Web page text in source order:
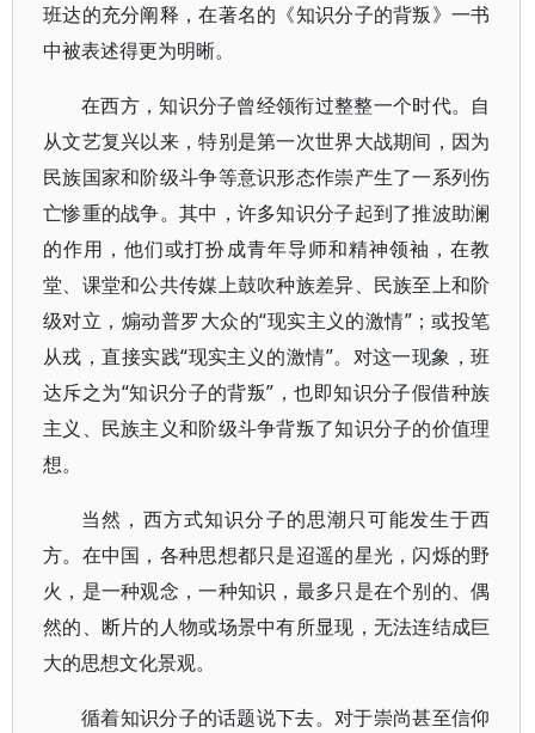
班达的充分阐释，在著名的《知识分子的背叛》一书
中被表述得更为明晰。
在西方，知识分子曾经领衔过整整一个时代。自
从文艺复兴以来，特别是第一次世界大战期间，因为
民族国家和阶级斗争等意识形态作崇产生了一系列伤
亡惨重的战争。其中，许多知识分子起到了推波助澜
的作用，他们或打扮成青年导师和精神领袖，在教
堂、课堂和公共传媒上鼓吹种族差异、民族至上和阶
级对立，煽动普罗大众的“现实主义的激情”；或投笔
从戎，直接实践“现实主义的激情”。对这一现象，班
达斥之为“知识分子的背叛”，也即知识分子假借种族
主义、民族主义和阶级斗争背叛了知识分子的价值理
想。
当然，西方式知识分子的思潮只可能发生于西
方。在中国，各种思想都只是迢遥的星光，闪烁的野
火，是一种观念，一种知识，最多只是在个别的、偶
然的、断片的人物或场景中有所显现，无法连结成巨
大的思想文化景观。
循着知识分子的话题说下去。对于崇尚甚至信仰